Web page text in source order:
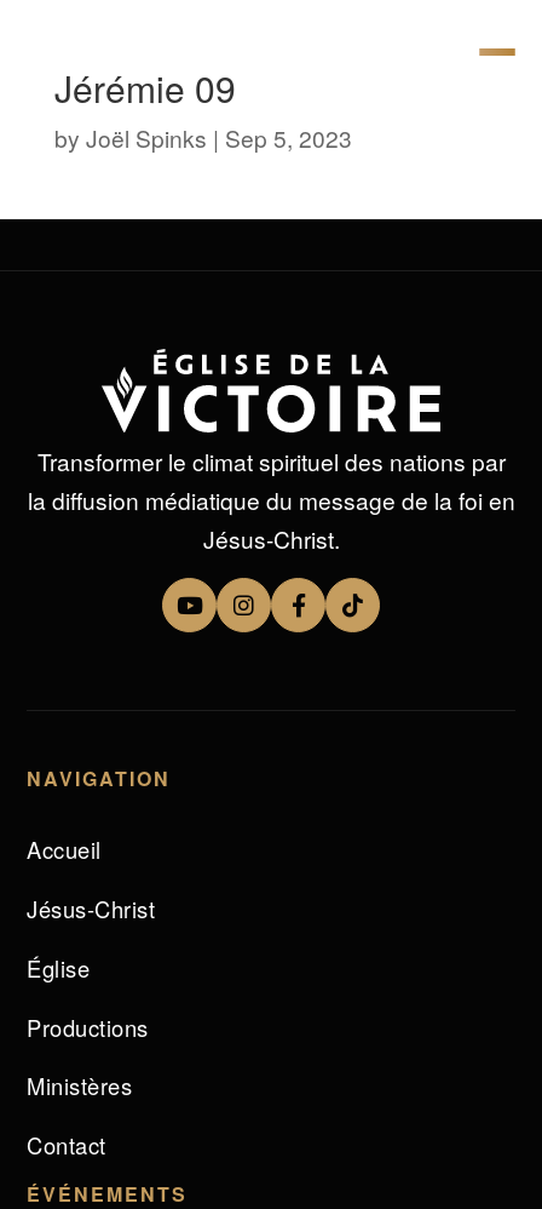
Jérémie 09
by Joël Spinks | Sep 5, 2023
Transformer le climat spirituel des nations par
la diffusion médiatique du message de la foi en
Jésus-Christ.
NAVIGATION
Accueil
Jésus-Christ
Église
Productions
Ministères
Contact
ÉVÉNEMENTS